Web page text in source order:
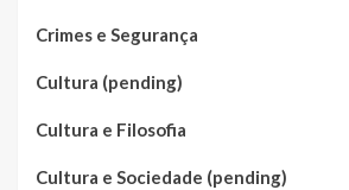
Crimes e Segurança
Cultura (pending)
Cultura e Filosofia
Cultura e Sociedade (pending)